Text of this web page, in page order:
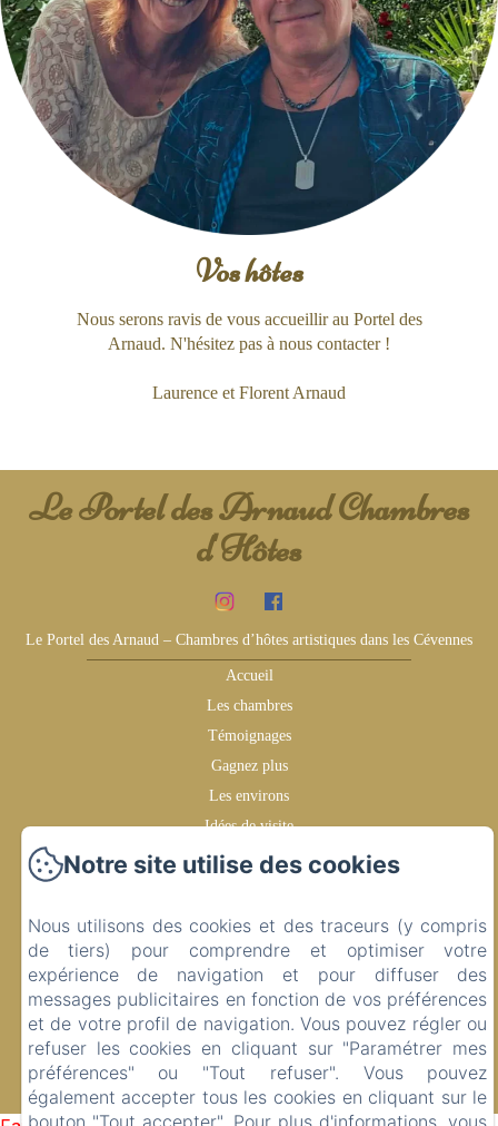
Vos hôtes
Nous serons ravis de vous accueillir au Portel des
Arnaud. N'hésitez pas à nous contacter !
Laurence et Florent Arnaud
Le Portel des Arnaud Chambres
d'Hôtes
Le Portel des Arnaud – Chambres d’hôtes artistiques dans les Cévennes
Accueil
Les chambres
Témoignages
Gagnez plus
Les environs
Idées de visite
Contact
Informations légales
Informations sur les cookies
Conditions Générales de Vente
EN
FR
Créé par Amenitiz
Notre site utilise des cookies
Nous utilisons des cookies et des traceurs (y compris
de tiers) pour comprendre et optimiser votre
expérience de navigation et pour diffuser des
messages publicitaires en fonction de vos préférences
et de votre profil de navigation. Vous pouvez régler ou
refuser les cookies en cliquant sur "Paramétrer mes
préférences" ou "Tout refuser". Vous pouvez
également accepter tous les cookies en cliquant sur le
bouton "Tout accepter". Pour plus d'informations, vous